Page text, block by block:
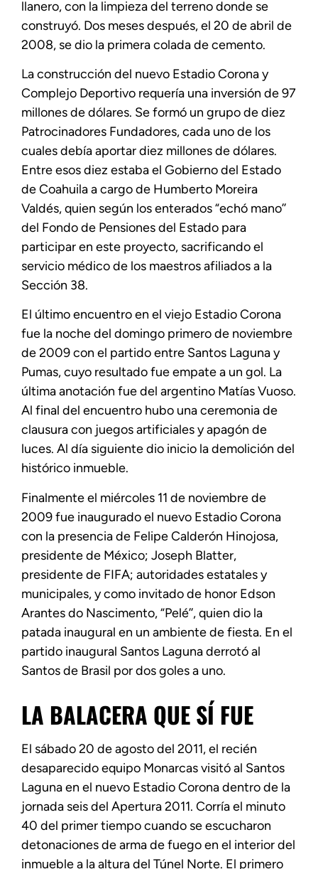
llanero, con la limpieza del terreno donde se
construyó. Dos meses después, el 20 de abril de
2008, se dio la primera colada de cemento.
La construcción del nuevo Estadio Corona y
Complejo Deportivo requería una inversión de 97
millones de dólares. Se formó un grupo de diez
Patrocinadores Fundadores, cada uno de los
cuales debía aportar diez millones de dólares.
Entre esos diez estaba el Gobierno del Estado
de Coahuila a cargo de Humberto Moreira
Valdés, quien según los enterados “echó mano’’
del Fondo de Pensiones del Estado para
participar en este proyecto, sacrificando el
servicio médico de los maestros afiliados a la
Sección 38.
El último encuentro en el viejo Estadio Corona
fue la noche del domingo primero de noviembre
de 2009 con el partido entre Santos Laguna y
Pumas, cuyo resultado fue empate a un gol. La
última anotación fue del argentino Matías Vuoso.
Al final del encuentro hubo una ceremonia de
clausura con juegos artificiales y apagón de
luces. Al día siguiente dio inicio la demolición del
histórico inmueble.
Finalmente el miércoles 11 de noviembre de
2009 fue inaugurado el nuevo Estadio Corona
con la presencia de Felipe Calderón Hinojosa,
presidente de México; Joseph Blatter,
presidente de FIFA; autoridades estatales y
municipales, y como invitado de honor Edson
Arantes do Nascimento, “Pelé’’, quien dio la
patada inaugural en un ambiente de fiesta. En el
partido inaugural Santos Laguna derrotó al
Santos de Brasil por dos goles a uno.
LA BALACERA QUE SÍ FUE
El sábado 20 de agosto del 2011, el recién
desaparecido equipo Monarcas visitó al Santos
Laguna en el nuevo Estadio Corona dentro de la
jornada seis del Apertura 2011. Corría el minuto
40 del primer tiempo cuando se escucharon
detonaciones de arma de fuego en el interior del
inmueble a la altura del Túnel Norte. El primero